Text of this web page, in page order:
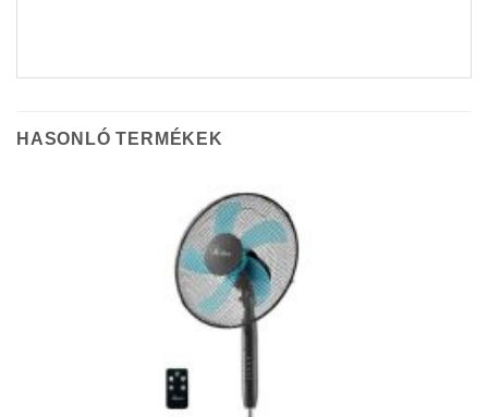
HASONLÓ TERMÉKEK